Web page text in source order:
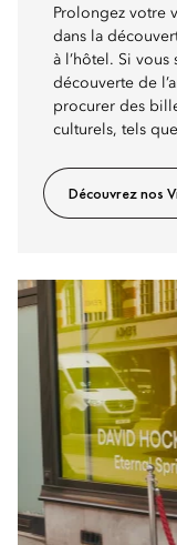
Prolongez votre
dans la
à l’hôtel. Si
découverte de
procurer des
culturels, tels
Découvrez nos